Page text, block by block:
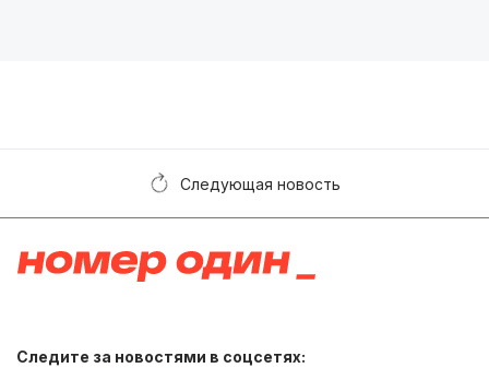
Следующая новость
Следите за новостями в соцсетях: